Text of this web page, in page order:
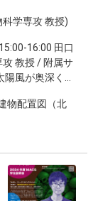
学専攻 教授)
16:00 田口
教授 / 附属サ
風が奥深く入
究科生物科学
学際融合」
物配置図（北